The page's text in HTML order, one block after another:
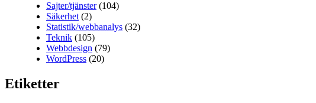
Sajter/tjänster(104)
Säkerhet(2)
Statistik/webbanalys (32)
Teknik (105)
Webbdesign (79)
WordPress (20)
Etiketter